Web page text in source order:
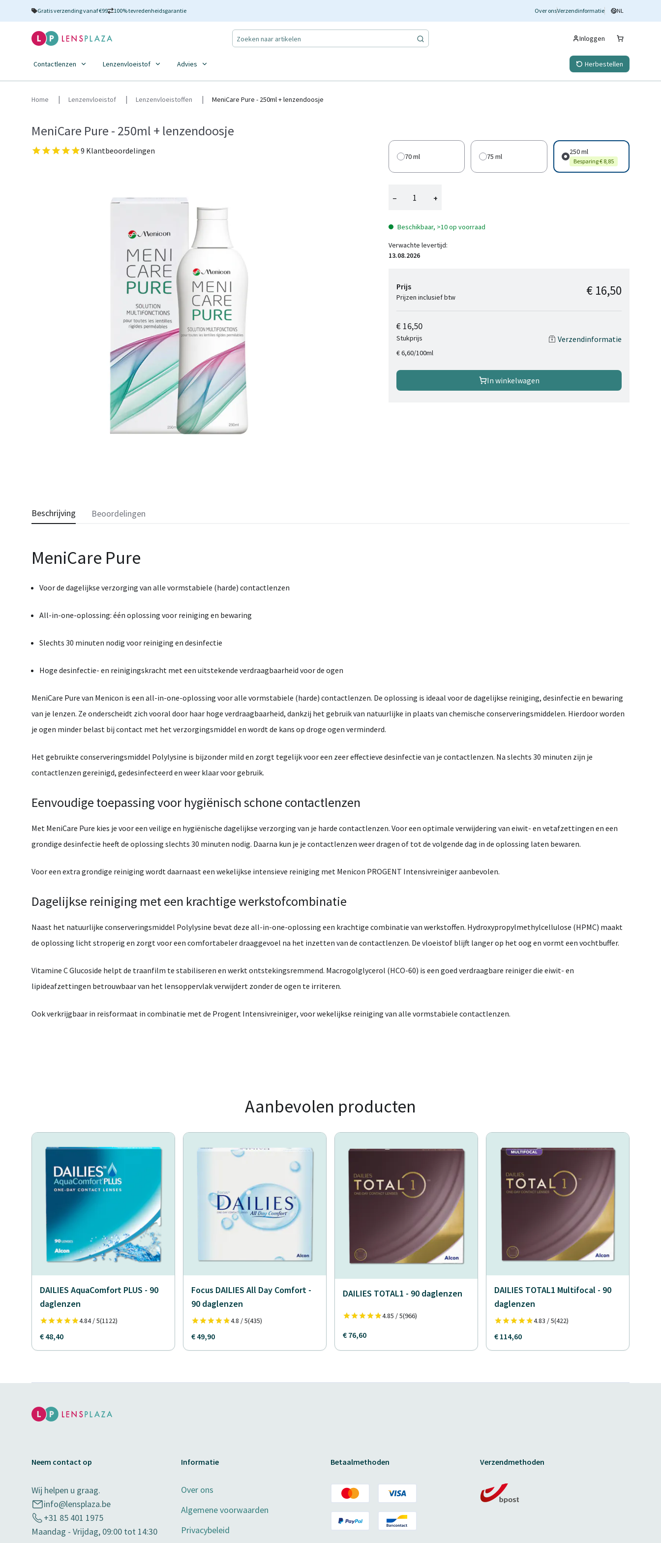
Gratis verzending vanaf €99 100% tevredenheidsgarantie Over onsVerzendinformatie NL
Inloggen
Contactlenzen Lenzenvloeistof Advies Herbestellen
Home Lenzenvloeistof Lenzenvloeistoffen MeniCare Pure - 250ml + lenzendoosje
MeniCare Pure - 250ml + lenzendoosje
9 Klantbeoordelingen
70 ml 75 ml
250 ml
Besparing € 8,85
− +
Beschikbaar, >10 op voorraad
Verwachte levertijd:
13.08.2026
Prijs
Prijzen inclusief btw € 16,50
€ 16,50
Stukprijs
€ 6,60/100ml
Verzendinformatie
In winkelwagen
Beschrijving
MeniCare Pure
Voorde dagelijkse verzorging van alle vormstabiele (harde) contactlenzen
All-in-one-oplossing: één oplossing voor reiniging en bewaring
Slechts 30 minuten nodig voor reiniging en desinfectie
Hoge desinfectie- en reinigingskracht meteen uitstekende verdraagbaarheid voorde ogen
MeniCare Pure van Menicon is een all-in-one-oplossing vooralle vormstabiele (harde) contactlenzen. De oplossing is ideaal voorde dagelijkse reiniging, desinfectie en bewaring
van je lenzen. Ze onderscheidt zich vooral door haar hoge verdraagbaarheid, dankzij hetgebruikvan natuurlijke in plaats van chemische conserveringsmiddelen. Hierdoorworden
je ogen minder belast bij contact met hetverzorgingsmiddel en wordtde kans op droge ogen verminderd.
Hetgebruikte conserveringsmiddel Polylysine is bijzonder mild en zorgt tegelijkvooreen zeereffectieve desinfectie van je contactlenzen. Na slechts 30 minuten zijn je
contactlenzen gereinigd, gedesinfecteerd en weer klaarvoorgebruik.
Eenvoudige toepassingvoor hygiënischschone contactlenzen
Met MeniCare Pure kies je vooreen veilige en hygiënische dagelijkse verzorging van je harde contactlenzen. Vooreen optimale verwijdering van eiwit- en vetafzettingen en een
grondige desinfectie heeftde oplossing slechts 30 minuten nodig. Daarna kun je je contactlenzen weerdragen of totde volgende dag in de oplossing laten bewaren.
Vooreen extra grondige reiniging wordtdaarnaasteen wekelijkse intensieve reiniging met Menicon PROGENT Intensivreinigeraanbevolen.
Dagelijkse reiniging meteen krachtigewerkstofcombinatie
Naast het natuurlijke conserveringsmiddel Polylysine bevatdeze all-in-one-oplossing een krachtige combinatie van werkstoffen. Hydroxypropylmethylcellulose (HPMC) maakt
de oplossing lichtstroperig en zorgtvooreen comfortabelerdraaggevoel na het inzetten van de contactlenzen. De vloeistof blijft langerop hetoog en vormteen vochtbuffer.
Vitamine CGlucoside helptde traanfilm te stabiliseren en werktontstekingsremmend. Macrogolglycerol (HCO-60) is een goed verdraagbare reinigerdie eiwit- en
lipideafzettingen betrouwbaarvan het lensoppervlakverwijdert zonderde ogen te irriteren.
Ookverkrijgbaar in reisformaat in combinatie metde Progent Intensivreiniger, voorwekelijkse reiniging van alle vormstabiele contactlenzen.
Beoordelingen
Aanbevolen producten
DAILIES AquaComfort PLUS - 90
daglenzen
4.84 / 5(1122)
€ 48,40
Focus DAILIES All Day Comfort -
90 daglenzen
4.8 / 5(435)
€ 49,90
DAILIES TOTAL1 - 90 daglenzen
4.85 / 5(966)
€ 76,60
DAILIES TOTAL1 Multifocal - 90
daglenzen
4.83 / 5(422)
€ 114,60
Neem contact op
Wij helpen u graag.
info@lensplaza.be
+31 85 401 1975
Maandag - Vrijdag, 09:00 tot 14:30
Informatie
Over ons
Algemene voorwaarden
Privacybeleid
Betaalmethoden Verzendmethoden